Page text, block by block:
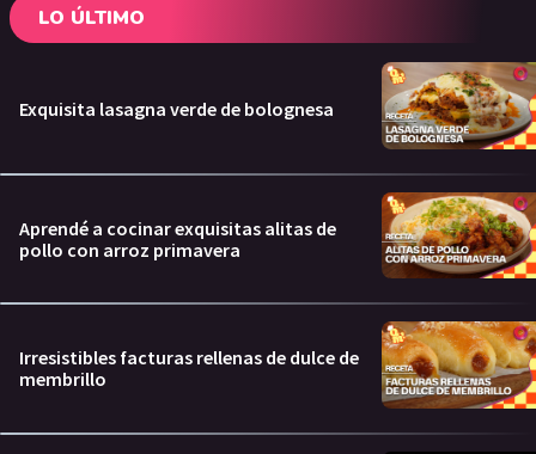
LO ÚLTIMO
Exquisita lasagna verde de bolognesa
Aprendé a cocinar exquisitas alitas de
pollo con arroz primavera
Irresistibles facturas rellenas de dulce de
membrillo